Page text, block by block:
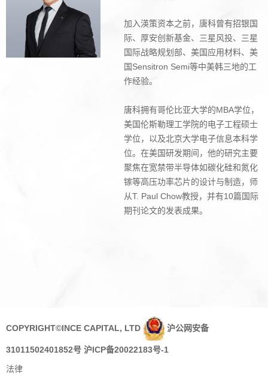
加入渶策资本之前，唐科曾有招银国
际、厚安创新基金、三星风投、三星
国际战略规划部、美国应用材料、美
国Sensitron Semi等中美韩三地的工
作经验。
唐科拥有哥伦比亚大学的MBA学位，
美国伦斯勒理工学院的电子工程硕士
学位，以及北京大学电子信息本科学
位。在美国研发期间，他的研究主要
聚焦在宽禁带半导体如碳化硅和氮化
镓等高压功率芯片的设计与制造，师
从T. Paul Chow教授，并有10篇国际
期刊论文的发表成果。
COPYRIGHT©INCE CAPITAL, LTD 沪公网安备
31011502401852号 沪ICP备20022183号-1
法律